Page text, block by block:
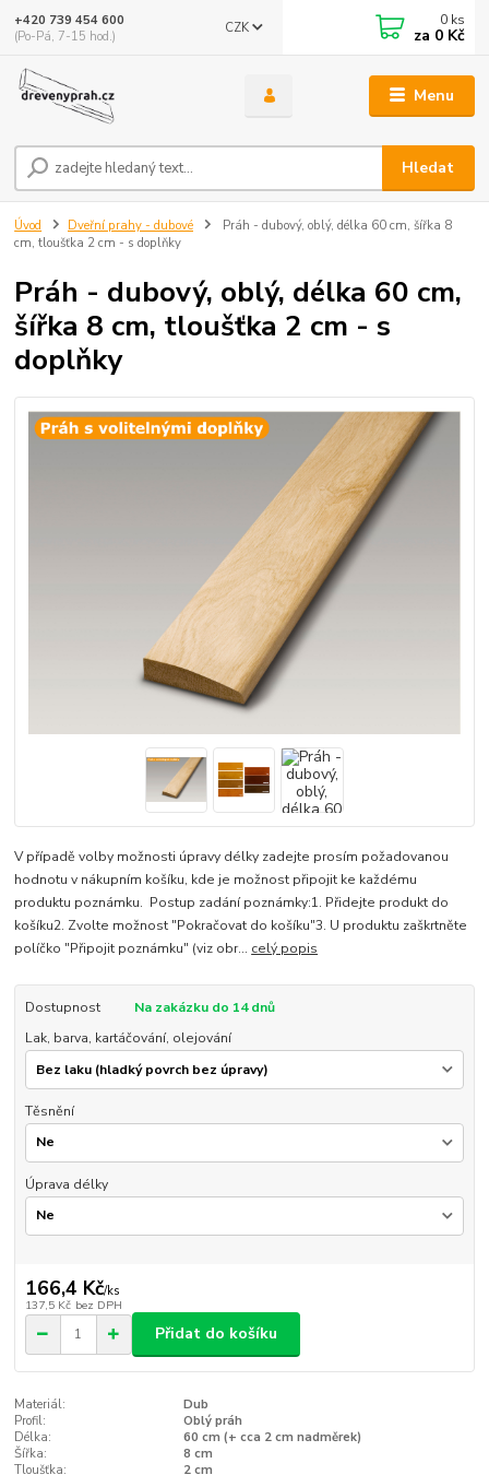
Menu
CZK
Hledat
+420 739 454 600
(Po-Pá, 7-15 hod.)
0 ks
za 0 Kč
Úvod Dveřní prahy - dubové
Práh - dubový, oblý, délka 60 cm, šířka 8
cm, tloušťka 2 cm - s doplňky
Práh - dubový, oblý, délka 60 cm,
šířka 8 cm, tloušťka 2 cm - s
doplňky
V případě volby možnosti úpravy délky zadejte prosím požadovanou
hodnotu v nákupním košíku, kde je možnost připojit ke každému
produktu poznámku. Postup zadání poznámky:1. Přidejte produkt do
košíku2. Zvolte možnost "Pokračovat do košíku"3. U produktu zaškrtněte
políčko "Připojit poznámku" (viz obr... celý popis
Dostupnost
Na zakázku do 14 dnů
Lak, barva, kartáčování, olejování
Těsnění
Úprava délky
166,4 Kč/ks
137,5 Kč bez DPH
Přidat do košíku
Materiál:
Dub
Profil:
Oblý práh
Délka:
60 cm (+ cca 2 cm nadměrek)
Šířka:
8 cm
Tloušťka:
2 cm